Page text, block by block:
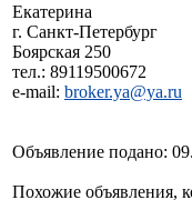
Екатерина
г. Санкт-Петербург
Боярская 250
тел.: 89119500672
e-mail: broker.ya@ya.ru
Объявление подано:
Похожие объявления,